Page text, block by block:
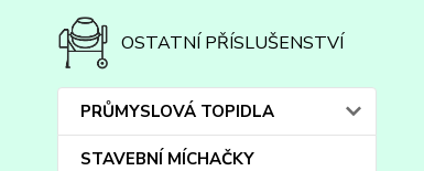
OSTATNÍ PŘÍSLUŠENSTVÍ
PRŮMYSLOVÁ TOPIDLA
STAVEBNÍ MÍCHAČKY